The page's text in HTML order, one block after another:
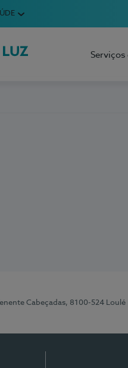
Serviços
Cabeçadas, 8100-524 Loulé